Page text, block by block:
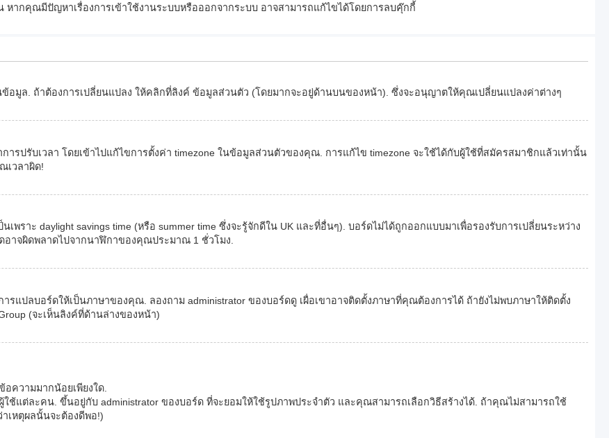
ากคุณมีปัญหาเรื่องการเข้าใช้งานระบบหรือออกจากระบบ อาจสามารถแก้ไขได้โดยการลบคุ๊กกี้
มูล. ถ้าต้องการเปลี่ยนแปลง ให้คลิกที่ลิงค์ ข้อมูลส่วนตัว (โดยมากจะอยู่ด้านบนของหน้า). ซึ่งจะอนุญาตให้คุณเปลี่ยนแปลงค่าต่างๆ
ปรับเวลา โดยเข้าไปแก้ไขการตั้งค่า timezone ในข้อมูลส่วนตัวของคุณ. การแก้ไข timezone จะใช้ได้กับผู้ใช้ที่สมัครสมาชิกแล้วเท่านั้น
เวลาผิด!
ราะ daylight savings time (หรือ summer time ซึ่งจะรู้จักดีใน UK และที่อื่นๆ). บอร์ดไม่ได้ถูกออกแบบมาเพื่อรองรับการเปลี่ยนระหว่าง
าจผิดพลาดไปจากนาฬิกาของคุณประมาณ 1 ชั่วโมง.
รแปลบอร์ดให้เป็นภาษาของคุณ. ลองถาม administrator ของบอร์ดดู เผื่อเขาอาจติดตั้งภาษาที่คุณต้องการได้ ถ้ายังไม่พบภาษาให้ติดตั้ง
(จะเห็นลิงค์ที่ด้านล่างของหน้า)
ความมากน้อยเพียงใด.
แต่ละคน. ขึ้นอยู่กับ administrator ของบอร์ด ที่จะยอมให้ใช้รูปภาพประจำตัว และคุณสามารถเลือกวิธีสร้างได้. ถ้าคุณไม่สามารถใช้
เหตุผลนั้นจะต้องดีพอ!)